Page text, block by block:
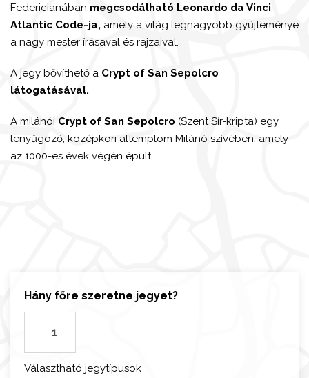
Hány főre szeretne jegyet?
l
á
Választható jegytípusok
Federicianában megcsodálható Leonardo da Vinci
Atlantic Code-ja, amely a világ legnagyobb gyűjteménye
a nagy mester írásaval és rajzaival.
A jegy bővíthető a Crypt of San Sepolcro
látogatásával.
A milánói Crypt of San Sepolcro (Szent Sír-kripta) egy
lenyűgöző, középkori altemplom Milánó szívében, amely
az 1000-es évek végén épült.